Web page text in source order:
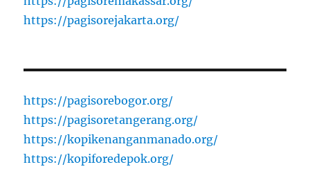
https://pagisorejakarta.org/
https://pagisorebogor.org/
https://pagisoretangerang.org/
https://kopikenanganmanado.org/
https://kopiforedepok.org/